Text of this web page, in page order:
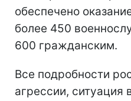
обеспечено
более 450
600 гражданским.
Все подробности
агрессии, ситуация